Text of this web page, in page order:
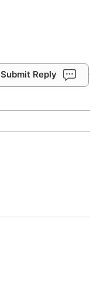
Submit Reply